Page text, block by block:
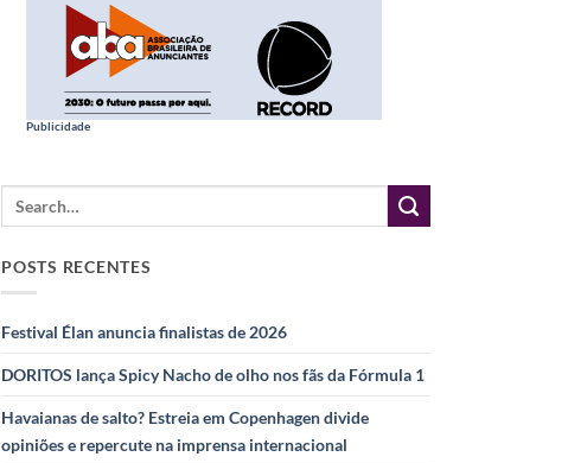
Publicidade
POSTS RECENTES
Festival Élan anuncia finalistas de 2026
DORITOS lança Spicy Nacho de olho nos fãs da Fórmula 1
Havaianas de salto? Estreia em Copenhagen divide
opiniões e repercute na imprensa internacional